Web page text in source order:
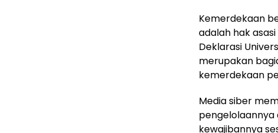
Kemerdekaan
adalah hak
Deklarasi
merupakan
kemerdekaan
Media siber
pengelolaannya
kewajibannya